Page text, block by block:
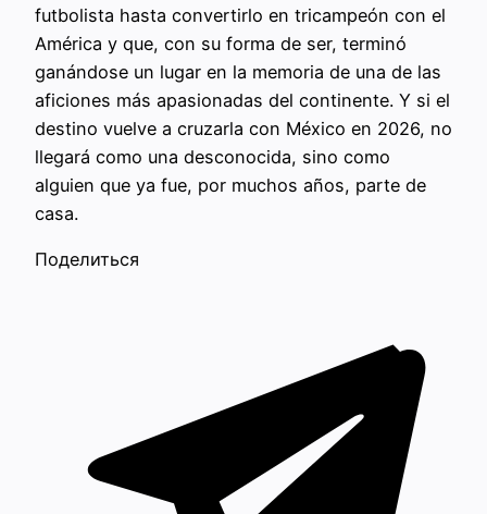
futbolista hasta convertirlo en tricampeón con el
América y que, con su forma de ser, terminó
ganándose un lugar en la memoria de una de las
aficiones más apasionadas del continente. Y si el
destino vuelve a cruzarla con México en 2026, no
llegará como una desconocida, sino como
alguien que ya fue, por muchos años, parte de
casa.
Поделиться